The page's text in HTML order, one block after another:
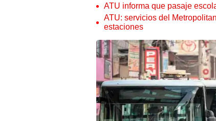
ATU informa que pasaje
ATU: servicios del
estaciones